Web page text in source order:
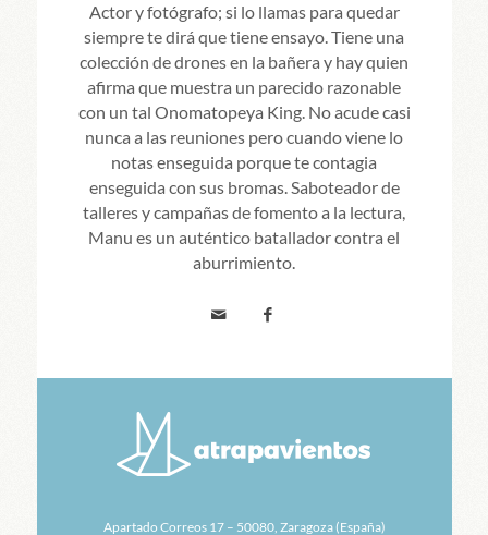
Actor y fotógrafo; si lo llamas para quedar
siempre te dirá que tiene ensayo. Tiene una
colección de drones en la bañera y hay quien
afirma que muestra un parecido razonable
con un tal Onomatopeya King. No acude casi
nunca a las reuniones pero cuando viene lo
notas enseguida porque te contagia
enseguida con sus bromas. Saboteador de
talleres y campañas de fomento a la lectura,
Manu es un auténtico batallador contra el
aburrimiento.
Apartado Correos 17 – 50080, Zaragoza (España)